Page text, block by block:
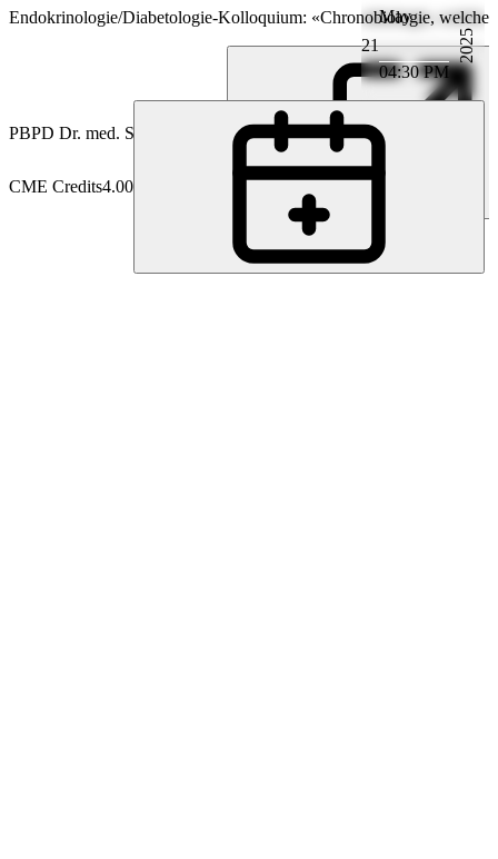
Endokrinologie
21
May
04:30 PM
2025
CME Credits4.00
Endokrinologie/Diabetologie-Kolloquium: «Chronobiologie, welche
PBPD Dr. med. Stefan Bilz